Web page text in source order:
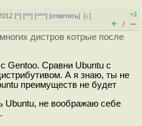
[^] [^^] [^^^] [ответить][↓]
+2
+ / –
дистров котрые после
Gentoo. Сравни Ubuntu с
А я знаю, ты не
преимуществ не будет
Ubuntu, не воображаю себе